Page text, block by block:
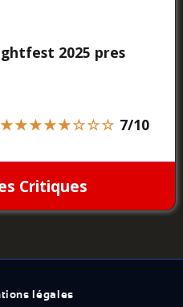
2025 pres
7/10
Critiques
légales